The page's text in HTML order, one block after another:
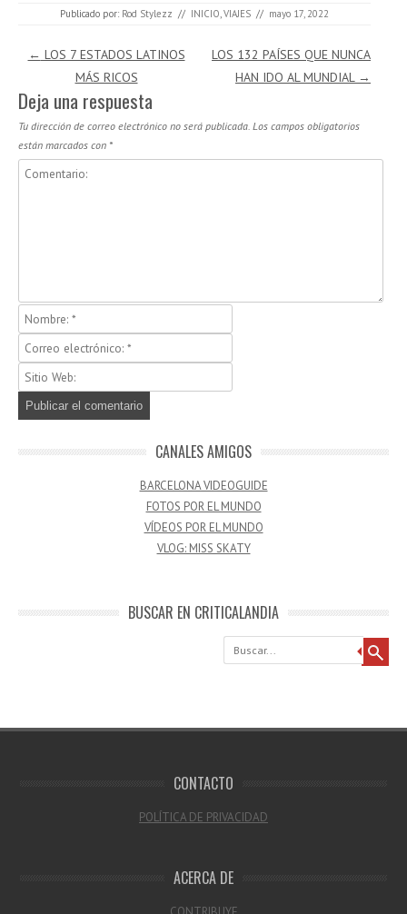
Publicado por: Rod Stylezz // INICIO VIAJES // mayo 17, 2022
Navegación de entradas
← LOS 7 ESTADOS LATINOS
MÁS RICOS
LOS 132 PAÍSES QUE NUNCA
HAN IDO AL MUNDIAL →
Deja una respuesta
Tu dirección de correo electrónico no será publicada. Los campos obligatorios
están marcados con *
CANALES AMIGOS
BARCELONA VIDEOGUIDE
FOTOS POR EL MUNDO
VÍDEOS POR EL MUNDO
VLOG: MISS SKATY
BUSCAR EN CRITICALANDIA
Buscar
CONTACTO
POLÍTICA DE PRIVACIDAD
ACERCA DE